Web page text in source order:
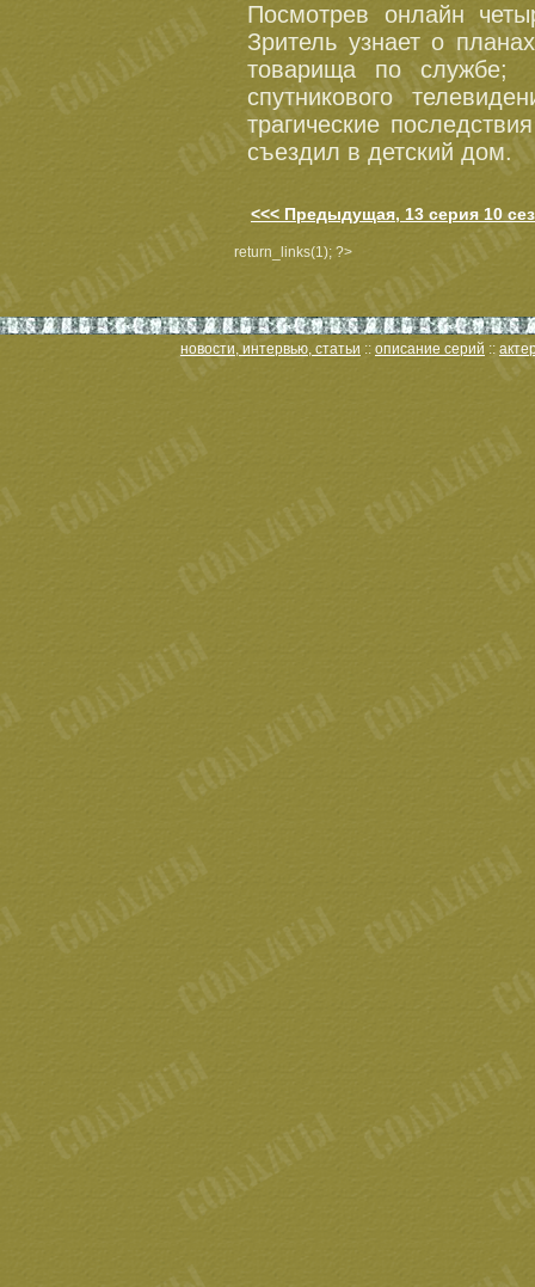
Посмотрев онлайн
Зритель узнает о
товарища по службе;
спутникового
трагические
съездил в детский дом.
<<< Предыдущая, 13 серия 10
return_links(1); ?>
новости, интервью, статьи :: описание серий ::